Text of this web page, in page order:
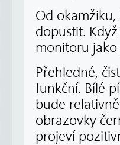
Od
dopustit.
monitoru
Přehledné,
funkční. Bílé
bude
obrazovky
projeví